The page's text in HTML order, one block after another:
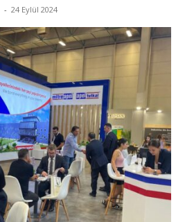
- 24 Eylül 2024